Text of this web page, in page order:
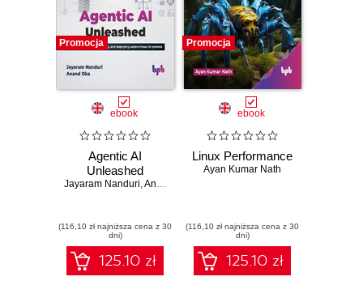
Promocja
ebook
Agentic AI
Unleashed
Jayaram Nanduri,Anand Oka
(116,10 zł najniższa cena z 30
dni)
125.10 zł
Promocja
ebook
Linux Performance
Ayan Kumar Nath
(116,10 zł najniższa cena z 30
dni)
125.10 zł